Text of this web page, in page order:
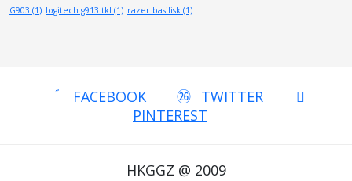
G903 (1) logitech g913 tkl (1) razer basilisk (1)
FACEBOOK
TWITTER
PINTEREST
HKGGZ @ 2009